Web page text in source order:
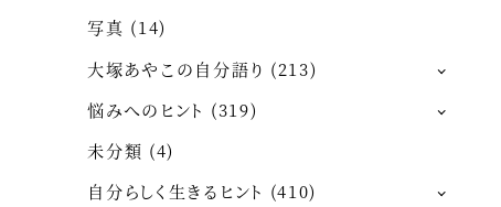
写真 (14)
大塚あやこの自分語り (213)
悩みへのヒント (319)
未分類 (4)
自分らしく生きるヒント (410)